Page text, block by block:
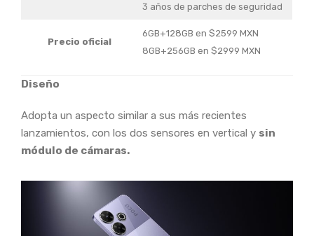
3 años de parches de seguridad
Precio oficial
6GB+128GB en $2599 MXN
8GB+256GB en $2999 MXN
Diseño
Adopta un aspecto similar a sus más recientes
lanzamientos, con los dos sensores en vertical y sin
módulo de cámaras.